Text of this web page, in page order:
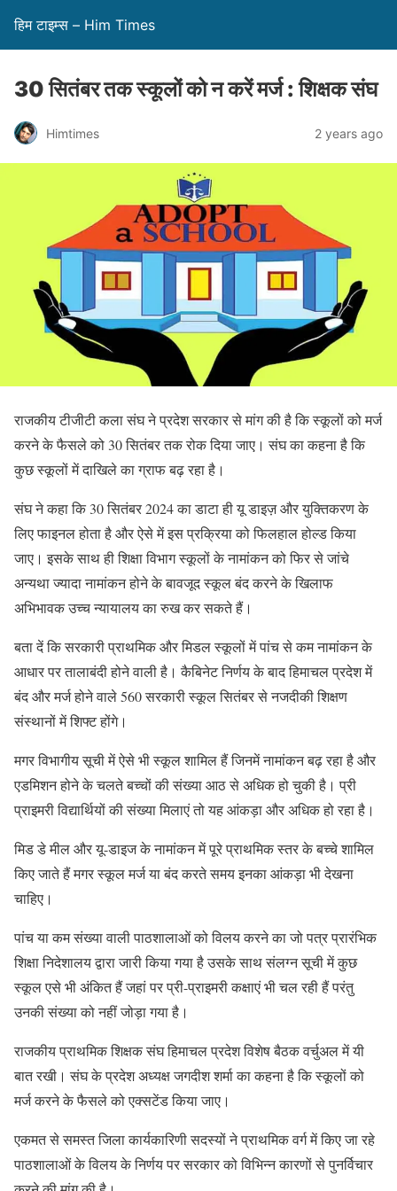
हिम टाइम्स – Him Times
30 सितंबर तक स्कूलों को न करें मर्ज : शिक्षक संघ
Himtimes 2 years ago
राजकीय टीजीटी कला संघ ने प्रदेश सरकार से मांग की है कि स्कूलों को मर्ज
करने के फैसले को 30 सितंबर तक रोक दिया जाए। संघ का कहना है कि
कुछ स्कूलों में दाखिले का ग्राफ बढ़ रहा है।
संघ ने कहा कि 30 सितंबर 2024 का डाटा ही यू डाइज़ और युक्तिकरण के
लिए फाइनल होता है और ऐसे में इस प्रक्रिया को फिलहाल होल्ड किया
जाए। इसके साथ ही शिक्षा विभाग स्कूलों के नामांकन को फिर से जांचे
अन्यथा ज्यादा नामांकन होने के बावजूद स्कूल बंद करने के खिलाफ
अभिभावक उच्च न्यायालय का रुख कर सकते हैं।
बता दें कि सरकारी प्राथमिक और मिडल स्कूलों में पांच से कम नामांकन के
आधार पर तालाबंदी होने वाली है। कैबिनेट निर्णय के बाद हिमाचल प्रदेश में
बंद और मर्ज होने वाले 560 सरकारी स्कूल सितंबर से नजदीकी शिक्षण
संस्थानों में शिफ्ट होंगे।
मगर विभागीय सूची में ऐसे भी स्कूल शामिल हैं जिनमें नामांकन बढ़ रहा है और
एडमिशन होने के चलते बच्चों की संख्या आठ से अधिक हो चुकी है। प्री
प्राइमरी विद्यार्थियों की संख्या मिलाएं तो यह आंकड़ा और अधिक हो रहा है।
मिड डे मील और यू-डाइज के नामांकन में पूरे प्राथमिक स्तर के बच्चे शामिल
किए जाते हैं मगर स्कूल मर्ज या बंद करते समय इनका आंकड़ा भी देखना
चाहिए।
पांच या कम संख्या वाली पाठशालाओं को विलय करने का जो पत्र प्रारंभिक
शिक्षा निदेशालय द्वारा जारी किया गया है उसके साथ संलग्न सूची में कुछ
स्कूल एसे भी अंकित हैं जहां पर प्री-प्राइमरी कक्षाएं भी चल रही हैं परंतु
उनकी संख्या को नहीं जोड़ा गया है।
राजकीय प्राथमिक शिक्षक संघ हिमाचल प्रदेश विशेष बैठक वर्चुअल में यी
बात रखी। संघ के प्रदेश अध्यक्ष जगदीश शर्मा का कहना है कि स्कूलों को
मर्ज करने के फैसले को एक्सटेंड किया जाए।
एकमत से समस्त जिला कार्यकारिणी सदस्यों ने प्राथमिक वर्ग में किए जा रहे
पाठशालाओं के विलय के निर्णय पर सरकार को विभिन्न कारणों से पुनर्विचार